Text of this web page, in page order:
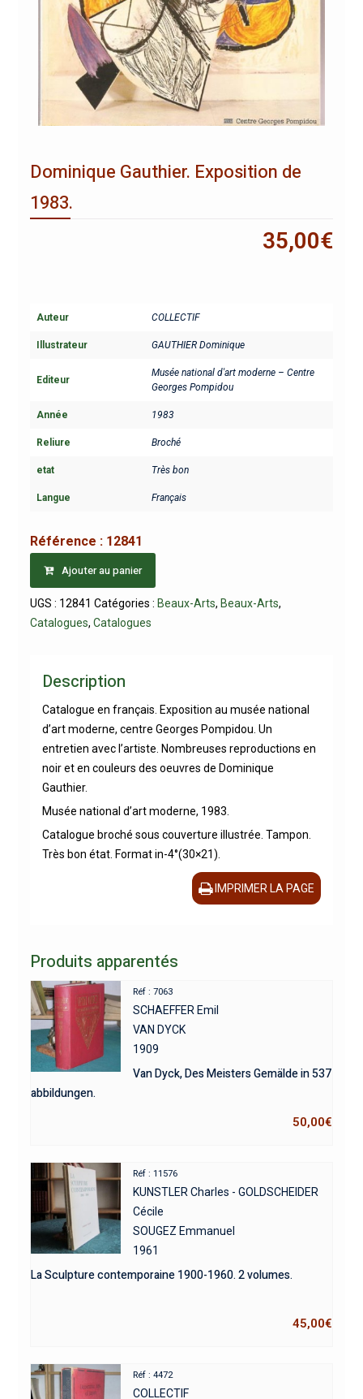
Dominique Gauthier. Exposition de
1983.
35,00€
Auteur COLLECTIF
Illustrateur GAUTHIER Dominique
Editeur
Musée national d'art moderne – Centre
Georges Pompidou
Année 1983
Reliure Broché
etat Très bon
Langue Français
Référence : 12841
Ajouter au panier
UGS : 12841 Catégories : Beaux-Arts, Beaux-Arts,
Catalogues, Catalogues
Description
Catalogue en français. Exposition au musée national
d’art moderne, centre Georges Pompidou. Un
entretien avec l’artiste. Nombreuses reproductions en
noir et en couleurs des oeuvres de Dominique
Gauthier.
Musée national d’art moderne, 1983.
Catalogue broché sous couverture illustrée. Tampon.
Très bon état. Format in-4°(30×21).
IMPRIMER LA PAGE
Produits apparentés
Réf : 7063
SCHAEFFER Emil
VAN DYCK
1909
Van Dyck, Des Meisters Gemälde in 537
abbildungen.
50,00€
Réf : 11576
KUNSTLER Charles - GOLDSCHEIDER
Cécile
SOUGEZ Emmanuel
1961
La Sculpture contemporaine 1900-1960. 2 volumes.
45,00€
Réf : 4472
COLLECTIF